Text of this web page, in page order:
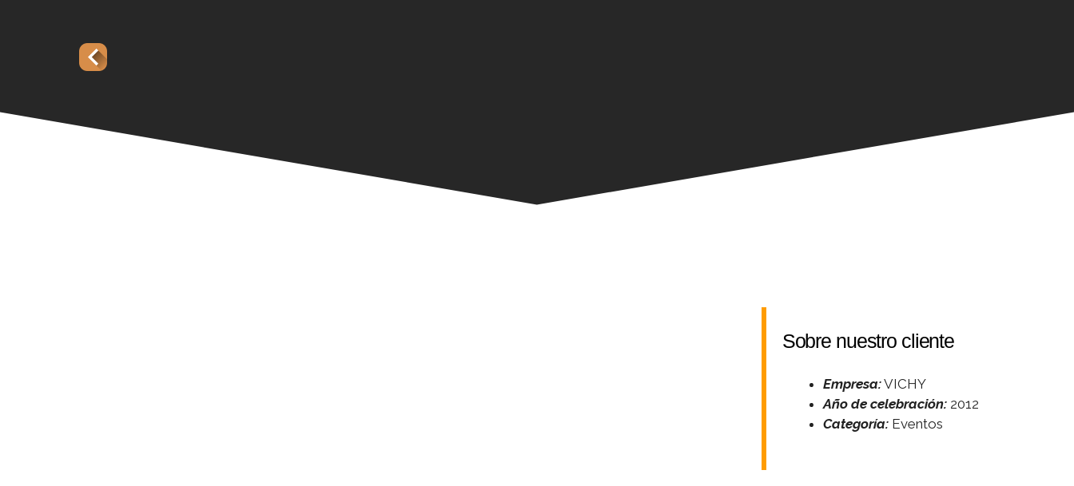
Sobre nuestro cliente
Empresa:VICHY
Año de celebración:2012
Categoría:Eventos